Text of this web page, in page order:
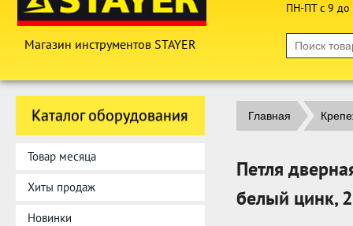
Магазин инструментов STAYER
ПН-ПТ с 9 до
Каталог оборудования
Товар месяца
Хиты продаж
Новинки
Главная
Петля
белый цинк,